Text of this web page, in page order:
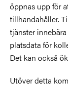
öppnas upp för
tillhandahåller.
tjänster
platsdata för
Det kan också
Utöver detta